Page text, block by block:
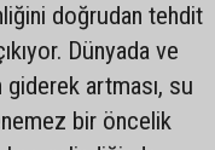
doğrudan tehdit
Dünyada ve
giderek artması, su
bir öncelik